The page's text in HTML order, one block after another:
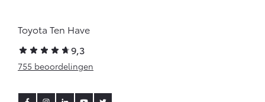
Toyota Ten Have
9,3
755 beoordelingen